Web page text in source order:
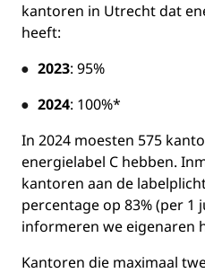
kantoren in Utrecht dat
heeft:
2023: 95%
2024: 100%*
In 2024 moesten 575
energielabel C hebben.
kantoren aan de
percentage op 83% (per 1
informeren we eigenaren
Kantoren die maximaal